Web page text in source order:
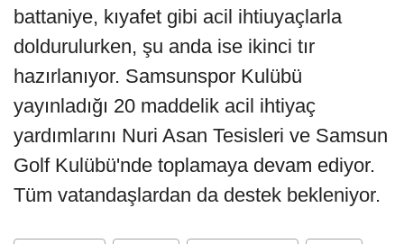
battaniye, kıyafet gibi acil ihtiuyaçlarla
doldurulurken, şu anda ise ikinci tır
hazırlanıyor. Samsunspor Kulübü
yayınladığı 20 maddelik acil ihtiyaç
yardımlarını Nuri Asan Tesisleri ve Samsun
Golf Kulübü'nde toplamaya devam ediyor.
Tüm vatandaşlardan da destek bekleniyor.